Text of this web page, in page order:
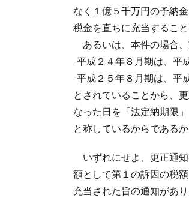
なく１億５千万円の予納
税金を直ちに充当するこ
あるいは、本件の場合、
-平成２４年８月期は、平
-平成２５年８月期は、平
とされていることから、
なった日を「法定納期限
と称しているからであるか
いずれにせよ、更正通
額として第１の訴因の税
充当された旨の通知があ